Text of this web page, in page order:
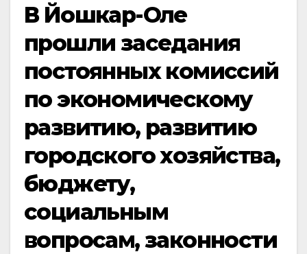
В Йошкар-Оле
прошли заседания
постоянных комиссий
по экономическому
развитию, развитию
городского хозяйства,
бюджету,
социальным
вопросам, законности